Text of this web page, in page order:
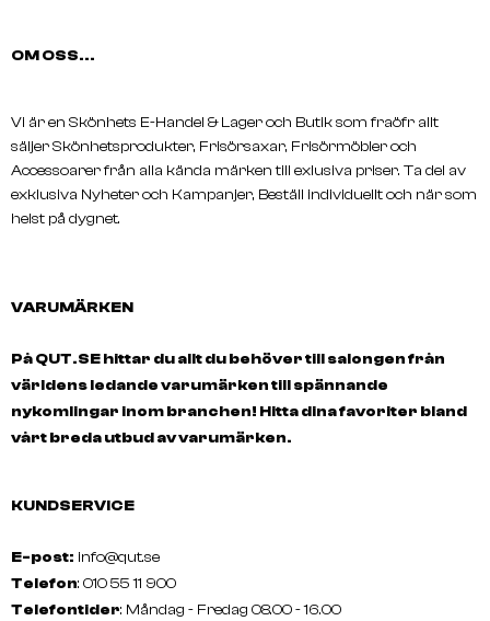
OM OSS...
Vi är en Skönhets E-Handel & Lager och Butik som fraöfr allt
säljer Skönhetsprodukter, Frisörsaxar, Frisörmöbler och
Accessoarer från alla kända märken till exlusiva priser. Ta del av
exklusiva Nyheter och Kampanjer, Beställ individuellt och när som
helst på dygnet.
VARUMÄRKEN
På QUT.SE hittar du allt du behöver till salongen från
världens ledande varumärken till spännande
nykomlingar inom branchen! Hitta dina favoriter bland
vårt breda utbud av varumärken.
KUNDSERVICE
E-post: info@qut.se
Telefon: 010 55 11 900
Telefontider: Måndag - Fredag 08.00 - 16.00